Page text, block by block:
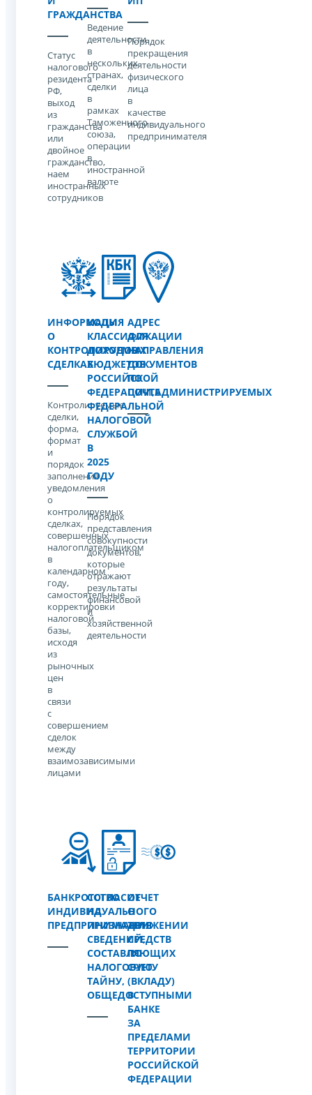
ГРАЖДАНСТВА
Статус
налогового
резидента
РФ,
выход
из
гражданства
или
двойное
гражданство,
наем
иностранных
сотрудников
Ведение
деятельности
в
нескольких
странах,
сделки
в
рамках
Таможенного
союза,
операции
в
иностранной
валюте
Порядок
прекращения
деятельности
физического
лица
в
качестве
индивидуального
предпринимателя
ИНФОРМАЦИЯ
О
КОНТРОЛИРУЕМЫХ
СДЕЛКАХ
Контролируемые
сделки,
форма,
формат
и
порядок
заполнения
уведомления
о
контролируемых
сделках,
совершенных
налогоплательщиком
в
календарном
году,
самостоятельные
корректировки
налоговой
базы,
исходя
из
рыночных
цен
в
связи
с
совершением
сделок
между
взаимозависимыми
лицами
КОДЫ
КЛАССИФИКАЦИИ
ДОХОДОВ
БЮДЖЕТОВ
РОССИЙСКОЙ
ФЕДЕРАЦИИ,АДМИНИСТРИРУЕМЫХ
ФЕДЕРАЛЬНОЙ
НАЛОГОВОЙ
СЛУЖБОЙ
В
2025
ГОДУ
Порядок
представления
совокупности
документов,
которые
отражают
результаты
финансовой
и
хозяйственной
деятельности
АДРЕС
ДЛЯ
НАПРАВЛЕНИЯ
ДОКУМЕНТОВ
ПО
ПОЧТЕ
БАНКРОТСТВО
ИНДИВИДУАЛЬНОГО
ПРЕДПРИНИМАТЕЛЯ
СОГЛАСИЕ
НА
ПРИЗНАНИЕ
СВЕДЕНИЙ,
СОСТАВЛЯЮЩИХ
НАЛОГОВУЮ
ТАЙНУ,
ОБЩЕДОСТУПНЫМИ
ОТЧЕТ
О
ДВИЖЕНИИ
СРЕДСТВ
ПО
СЧЕТУ
(ВКЛАДУ)
В
БАНКЕ
ЗА
ПРЕДЕЛАМИ
ТЕРРИТОРИИ
РОССИЙСКОЙ
ФЕДЕРАЦИИ